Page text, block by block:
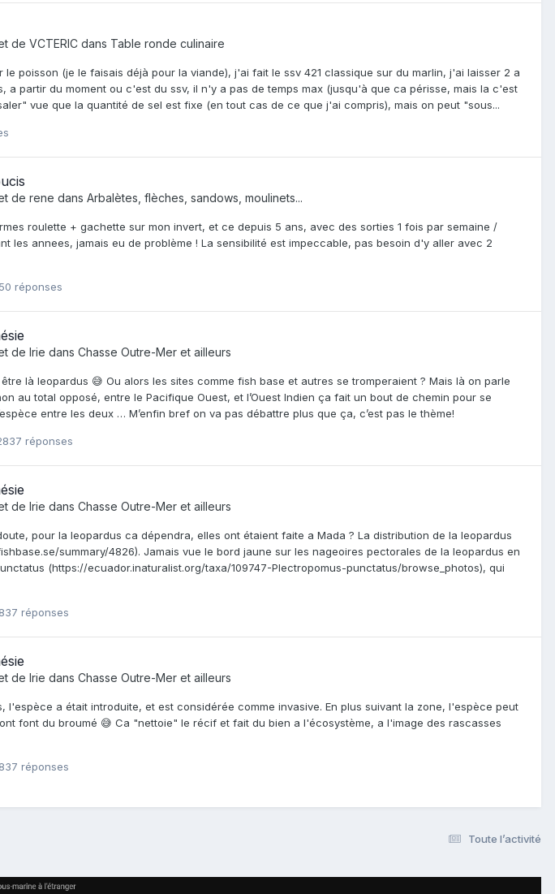
de VCTERIC dans Table ronde culinaire
le poisson (je le faisais déjà pour la viande), j'ai fait le ssv 421 classique sur du marlin, j'ai laisser 2 a
a partir du moment ou c'est du ssv, il n'y a pas de temps max (jusqu'à que ca périsse, mais la c'est
vue que la quantité de sel est fixe (en tout cas de ce que j'ai compris), mais on peut "sous...
de rene dans Arbalètes, flèches, sandows, moulinets...
roulette + gachette sur mon invert, et ce depuis 5 ans, avec des sorties 1 fois par semaine /
les annees, jamais eu de problème ! La sensibilité est impeccable, pas besoin d'y aller avec 2
50 réponses
de Irie dans Chasse Outre-Mer et ailleurs
là leopardus 😅 Ou alors les sites comme fish base et autres se tromperaient ? Mais là on parle
au total opposé, entre le Pacifique Ouest, et l’Ouest Indien ça fait un bout de chemin pour se
entre les deux … M’enfin bref on va pas débattre plus que ça, c’est pas le thème!
réponses
de Irie dans Chasse Outre-Mer et ailleurs
pour la leopardus ca dépendra, elles ont étaient faite a Mada ? La distribution de la leopardus
summary/4826). Jamais vue le bord jaune sur les nageoires pectorales de la leopardus en
(https://ecuador.inaturalist.org/taxa/109747-Plectropomus-punctatus/browse_photos), qui
réponses
de Irie dans Chasse Outre-Mer et ailleurs
l'espèce a était introduite, et est considérée comme invasive. En plus suivant la zone, l'espèce peut
font du broumé 😅 Ca "nettoie" le récif et fait du bien a l'écosystème, a l'image des rascasses
réponses
Toute l’activité